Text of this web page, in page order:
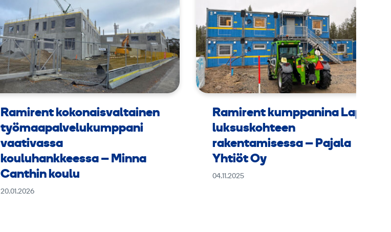
Ramirent kokonaisvaltainen
työmaapalvelukumppani
vaativassa
kouluhankkeessa – Minna
Canthin koulu
20.01.2026
Ramirent kumppanina Lapin
luksuskohteen
rakentamisessa – Pajala
Yhtiöt Oy
04.11.2025